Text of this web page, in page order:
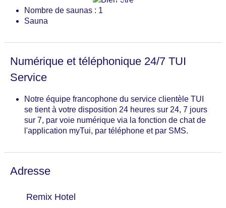
Nombre de saunas : 1
Sauna
Numérique et téléphonique 24/7 TUI
Service
Notre équipe francophone du service clientèle TUI
se tient à votre disposition 24 heures sur 24, 7 jours
sur 7, par voie numérique via la fonction de chat de
l'application myTui, par téléphone et par SMS.
Adresse
Remix Hotel